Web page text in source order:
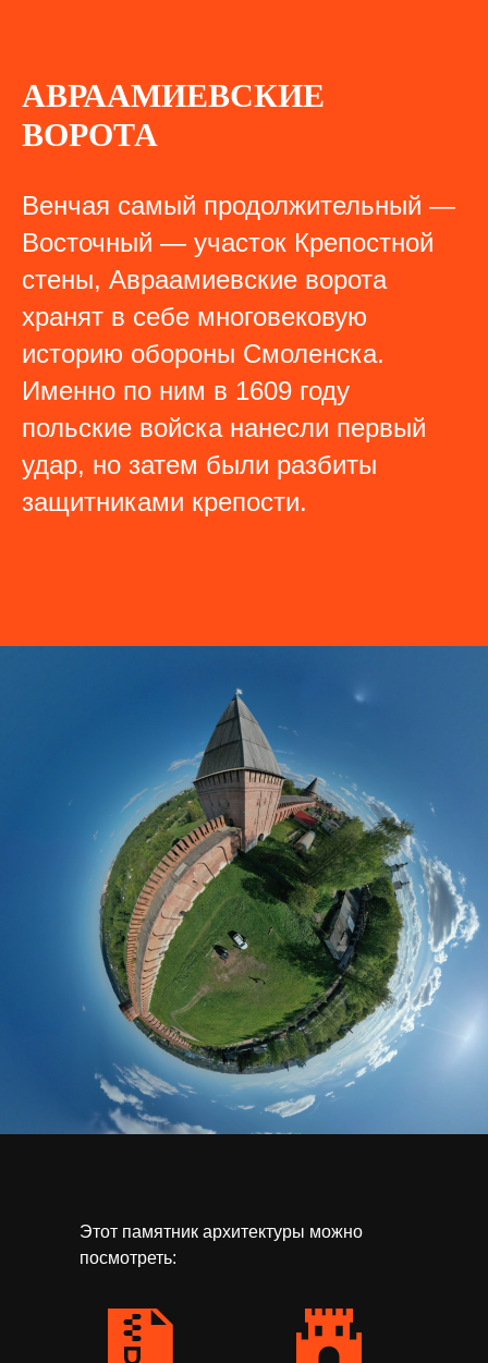
АВРААМИЕВСКИЕ
ВОРОТА
Венчая самый продолжительный —
Восточный — участок Крепостной
стены, Авраамиевские ворота
хранят в себе многовековую
историю обороны Смоленска.
Именно по ним в 1609 году
польские войска нанесли первый
удар, но затем были разбиты
защитниками крепости.
смотреть маршрут
панорамный тур
архив
Этот памятник архитектуры можно
посмотреть: